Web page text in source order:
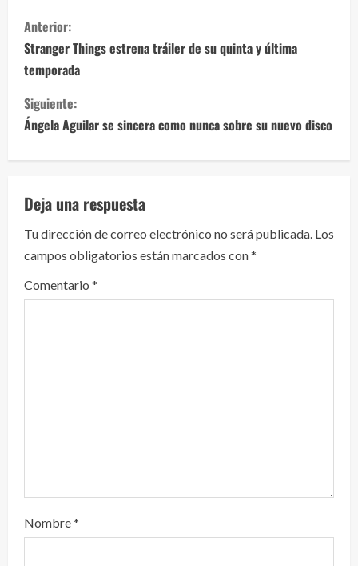
S
i
g
u
e
l
e
y
e
Anterior:
Stranger Things estrena tráiler de su quinta y última
temporada
Siguiente:
Ángela Aguilar se sincera como nunca sobre su nuevo disco
Deja una respuesta
Tu dirección de correo electrónico no será publicada. Los
campos obligatorios están marcados con*
Comentario *
Nombre*